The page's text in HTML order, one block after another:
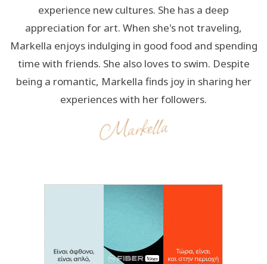
experience new cultures. She has a deep
appreciation for art. When she's not traveling,
Markella enjoys indulging in good food and spending
time with friends. She also loves to swim. Despite
being a romantic, Markella finds joy in sharing her
experiences with her followers.